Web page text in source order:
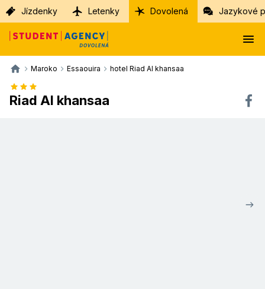
Jízdenky Letenky Dovolená Jazykové
Maroko Essaouira hotel Riad Al khansaa
Riad Al khansaa